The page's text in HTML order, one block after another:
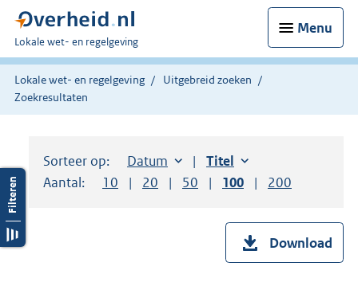
Menu
U
bent
hier:
Lokale wet- en regelgeving
Lokale wet- en regelgeving
Uitgebreid zoeken
Zoekresultaten
Sorteer op: Sorteer op:
Datum aflopendSorteer op:
Titel oplopend
Aantal:
Toon
10 resultaten per pagina
Toon
20 resultaten per pagina
Toon
50 resultaten per pagina
Toon
100 resultaten per
Toon
200
Download